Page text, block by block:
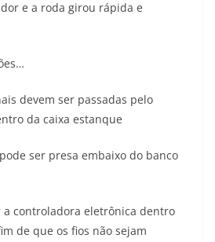
e a roda girou rápida e
devem ser passadas pelo
da caixa estanque
ser presa embaixo do banco
a controladora eletrônica dentro
de que os fios não sejam